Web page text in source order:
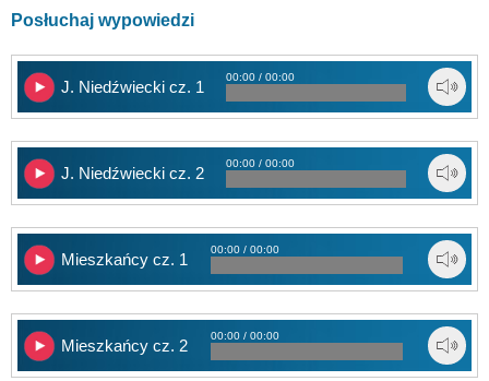
Posłuchaj wypowiedzi
J. Niedźwiecki cz. 1
00:00 / 00:00
J. Niedźwiecki cz. 2
00:00 / 00:00
Mieszkańcy cz. 1
00:00 / 00:00
Mieszkańcy cz. 2
00:00 / 00:00